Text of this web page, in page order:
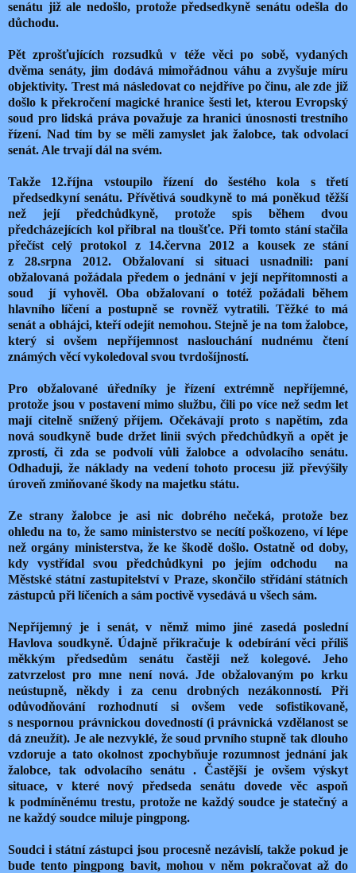
senátu již ale nedošlo, protože předsedkyně senátu odešla do
důchodu.
Pět zprošťujících rozsudků v téže věci po sobě, vydaných
dvěma senáty, jim dodává mimořádnou váhu a zvyšuje míru
objektivity. Trest má následovat co nejdříve po činu, ale zde již
došlo k překročení magické hranice šesti let, kterou Evropský
soud pro lidská práva považuje za hranici únosnosti trestního
řízení. Nad tím by se měli zamyslet jak žalobce, tak odvolací
senát. Ale trvají dál na svém.
Takže 12.října vstoupilo řízení do šestého kola s třetí
předsedkyní senátu. Přívětivá soudkyně to má poněkud těžší
než její předchůdkyně, protože spis během dvou
předcházejících kol přibral na tloušťce. Při tomto stání stačila
přečíst celý protokol z 14.června 2012 a kousek ze stání
z 28.srpna 2012. Obžalovaní si situaci usnadnili: paní
obžalovaná požádala předem o jednání v její nepřítomnosti a
soud
jí vyhověl. Oba obžalovaní o totéž požádali během
hlavního líčení a postupně se rovněž vytratili. Těžké to má
senát a obhájci, kteří odejít nemohou. Stejně je na tom žalobce,
který si ovšem nepříjemnost naslouchání nudnému čtení
známých věcí vykoledoval svou tvrdošíjností.
Pro obžalované úředníky je řízení extrémně nepříjemné,
protože jsou v postavení mimo službu, čili po více než sedm let
mají citelně snížený příjem. Očekávají proto s napětím, zda
nová soudkyně bude držet linii svých předchůdkyň a opět je
zprostí, či zda se podvolí vůli žalobce a odvolacího senátu.
Odhaduji, že náklady na vedení tohoto procesu již převýšily
úroveň zmiňované škody na majetku státu.
Ze strany žalobce je asi nic dobrého nečeká, protože bez
ohledu na to, že samo ministerstvo se necítí poškozeno, ví lépe
než orgány ministerstva, že ke škodě došlo. Ostatně od doby,
kdy vystřídal svou předchůdkyni po jejím odchodu
na
Městské státní zastupitelství v Praze, skončilo střídání státních
zástupců při líčeních a sám poctivě vysedává u všech sám.
Nepříjemný je i senát, v němž mimo jiné zasedá poslední
Havlova soudkyně. Údajně přikračuje k odebírání věci příliš
měkkým předsedům senátu častěji než kolegové. Jeho
zatvrzelost pro mne není nová. Jde obžalovaným po krku
neústupně, někdy i za cenu drobných nezákonností. Při
odůvodňování rozhodnutí si ovšem vede sofistikovaně,
s nespornou právnickou dovedností (i právnická vzdělanost se
dá zneužít). Je ale nezvyklé, že soud prvního stupně tak dlouho
vzdoruje a tato okolnost zpochybňuje rozumnost jednání jak
žalobce, tak odvolacího senátu . Častější je ovšem výskyt
situace, v které nový předseda senátu dovede věc aspoň
k podmíněnému trestu, protože ne každý soudce je statečný a
ne každý soudce miluje pingpong.
Soudci i státní zástupci jsou procesně nezávislí, takže pokud je
bude tento pingpong bavit, mohou v něm pokračovat až do